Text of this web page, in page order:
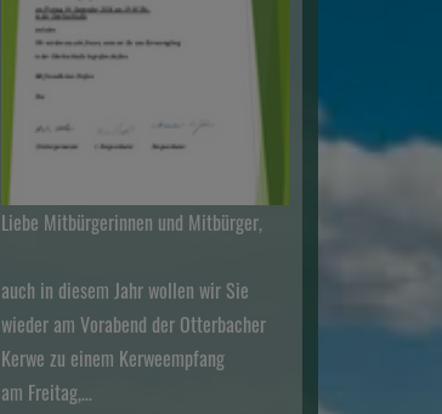
Liebe Mitbürgerinnen und Mitbürger,
auch in diesem Jahr wollen wir Sie
wieder am Vorabend der Otterbacher
Kerwe zu einem Kerweempfang
am Freitag,…